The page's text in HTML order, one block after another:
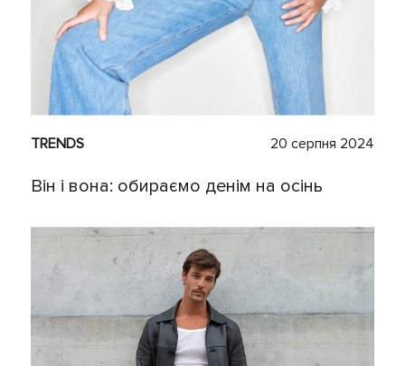
TRENDS 20 серпня 2024
Він і вона: обираємо денім на осінь